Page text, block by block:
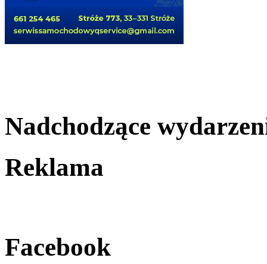
Nadchodzące
Reklama
Facebook